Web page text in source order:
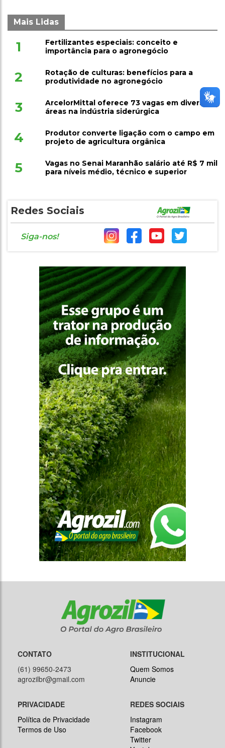
Mais Lidas
1
Fertilizantes especiais: conceito e
importância para o agronegócio
2
Rotação de culturas: benefícios para a
produtividade no agronegócio
3
ArcelorMittal oferece 73 vagas em diversas
áreas na indústria siderúrgica
4
Produtor converte ligação com o campo em
projeto de agricultura orgânica
5
Vagas no Senai Maranhão salário até R$ 7 mil
para níveis médio, técnico e superior
Redes Sociais
Siga-nos!
CONTATO
(61) 99650-2473
agrozilbr@gmail.com
INSTITUCIONAL
Quem Somos
Anuncie
PRIVACIDADE
Política de Privacidade
Termos de Uso
REDES SOCIAIS
Instagram
Facebook
Twitter